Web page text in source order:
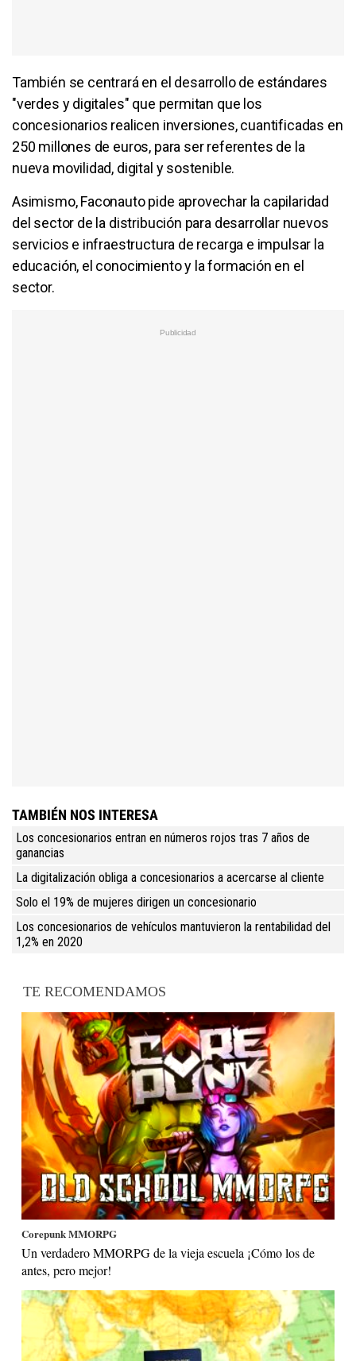
También se centrará en el desarrollo de estándares
"verdes y digitales" que permitan que los
concesionarios realicen inversiones, cuantificadas en
250 millones de euros, para ser referentes de la
nueva movilidad, digital y sostenible.
Asimismo, Faconauto pide aprovechar la capilaridad
del sector de la distribución para desarrollar nuevos
servicios e infraestructura de recarga e impulsar la
educación, el conocimiento y la formación en el
sector.
TAMBIÉN NOS INTERESA
Los concesionarios entran en números rojos tras 7 años de
ganancias
La digitalización obliga a concesionarios a acercarse al cliente
Solo el 19% de mujeres dirigen un concesionario
Los concesionarios de vehículos mantuvieron la rentabilidad del
1,2% en 2020
TE RECOMENDAMOS
Corepunk MMORPG
Un verdadero MMORPG de la vieja escuela ¡Cómo los de
antes, pero mejor!